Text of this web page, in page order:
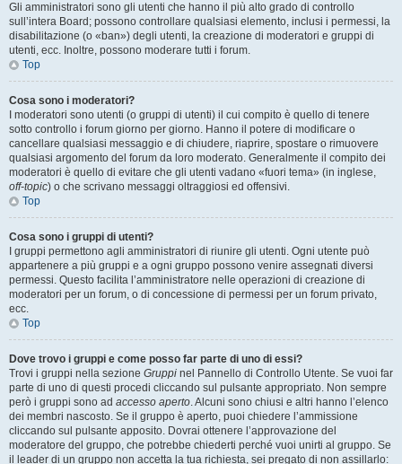
Gli amministratori sono gli utenti che hanno il più alto grado di controllo
sull’intera Board; possono controllare qualsiasi elemento, inclusi i permessi, la
disabilitazione (o «ban») degli utenti, la creazione di moderatori e gruppi di
utenti, ecc. Inoltre, possono moderare tutti i forum.
Top
Cosa sono i moderatori?
I moderatori sono utenti (o gruppi di utenti) il cui compito è quello di tenere
sotto controllo i forum giorno per giorno. Hanno il potere di modificare o
cancellare qualsiasi messaggio e di chiudere, riaprire, spostare o rimuovere
qualsiasi argomento del forum da loro moderato. Generalmente il compito dei
moderatori è quello di evitare che gli utenti vadano «fuori tema» (in inglese,
off-topic) o che scrivano messaggi oltraggiosi ed offensivi.
Top
Cosa sono i gruppi di utenti?
I gruppi permettono agli amministratori di riunire gli utenti. Ogni utente può
appartenere a più gruppi e a ogni gruppo possono venire assegnati diversi
permessi. Questo facilita l’amministratore nelle operazioni di creazione di
moderatori per un forum, o di concessione di permessi per un forum privato,
ecc.
Top
Dove trovo i gruppi e come posso far parte di uno di essi?
Trovi i gruppi nella sezione Gruppi nel Pannello di Controllo Utente. Se vuoi far
parte di uno di questi procedi cliccando sul pulsante appropriato. Non sempre
però i gruppi sono ad accesso aperto. Alcuni sono chiusi e altri hanno l’elenco
dei membri nascosto. Se il gruppo è aperto, puoi chiedere l’ammissione
cliccando sul pulsante apposito. Dovrai ottenere l’approvazione del
moderatore del gruppo, che potrebbe chiederti perché vuoi unirti al gruppo. Se
il leader di un gruppo non accetta la tua richiesta, sei pregato di non assillarlo: